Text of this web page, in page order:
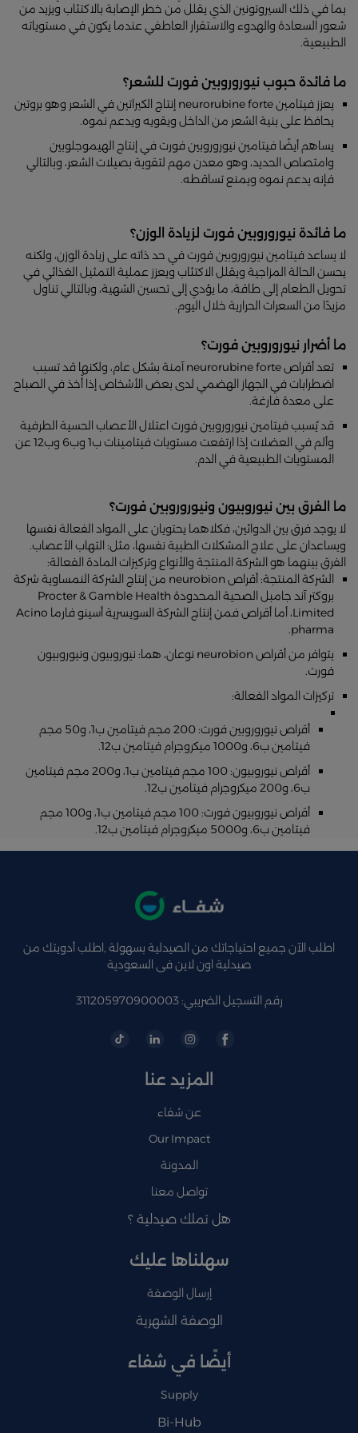
بما في ذلك السيروتونين الذي يقلل من خطر الإصابة بالاكتئاب ويزيد من
شعور السعادة والهدوء والاستقرار العاطفي عندما يكون في مستوياته
الطبيعية.
ما فائدة حبوب نيوروروبين فورت للشعر؟
يعزز فيتامين neurorubine forte إنتاج الكيراتين في الشعر وهو بروتين
يحافظ على بنية الشعر من الداخل ويقويه ويدعم نموه.
يساهم أيضًا فيتامين نيوروروبين فورت في إنتاج الهيموجلوبين
وامتصاص الحديد، وهو معدن مهم لتقوية بصيلات الشعر، وبالتالي
فإنه يدعم نموه ويمنع تساقطه.
ما فائدة نيوروروبين فورت لزيادة الوزن؟
لا يساعد فيتامين نيوروروبين فورت في حد ذاته على زيادة الوزن، ولكنه
يحسن الحالة المزاجية ويقلل الاكتئاب ويعزز عملية التمثيل الغذائي في
تحويل الطعام إلى طاقة، ما يؤدي إلى تحسين الشهية، وبالتالي تناول
مزيدًا من السعرات الحرارية خلال اليوم.
ما أضرار نيوروروبين فورت؟
تعد أقراص neurorubine forte آمنة بشكل عام، ولكنها قد تسبب
اضطرابات في الجهاز الهضمي لدى بعض الأشخاص إذا أُخذ في الصباح
على معدة فارغة.
قد يُسبب فيتامين نيوروروبين فورت اعتلال الأعصاب الحسية الطرفية
وألم في العضلات إذا ارتفعت مستويات فيتامينات ب1 وب6 وب12 عن
المستويات الطبيعية في الدم.
ما الفرق بين نيوروبيون ونيوروروبين فورت؟
لا يوجد فرق بين الدوائين، فكلاهما يحتويان على المواد الفعالة نفسها
ويساعدان على علاج المشكلات الطبية نفسها، مثل: التهاب الأعصاب.
الفرق بينهما هو الشركة المنتجة والأنواع وتركيزات المادة الفعالة:
الشركة المنتجة: أقراص neurobion من إنتاج الشركة النمساوية شركة
بروكتر آند جامبل الصحية المحدودة Procter & Gamble Health
Limited، أما أقراص فمن إنتاج الشركة السويسرية أسينو فارما Acino
pharma.
يتوافر من أقراص neurobion نوعان، هما: نيوروبيون ونيوروبيون
فورت.
تركيزات المواد الفعالة:
أقراص نيوروروبين فورت: 200 مجم فيتامين ب1، و50 مجم
فيتامين ب6، و1000 ميكروجرام فيتامين ب12.
أقراص نيوروبيون: 100 مجم فيتامين ب1، و200 مجم فيتامين
ب6، و200 ميكروجرام فيتامين ب12.
أقراص نيوروبيون فورت: 100 مجم فيتامين ب1، و100 مجم
فيتامين ب6، و5000 ميكروجرام فيتامين ب12.
اطلب الآن جميع احتياجاتك من الصيدلية بسهولة ,اطلب أدويتك من
صيدلية اون لاين فى السعودية
رقم التسجيل الضريبي: 311205970900003
المزيد عنا
عن شفاء
Our Impact
المدونة
تواصل معنا
هل تملك صيدلية ؟
سهلناها عليك
إرسال الوصفة
الوصفة الشهرية
أيضًا في شفاء
Supply
Bi-Hub